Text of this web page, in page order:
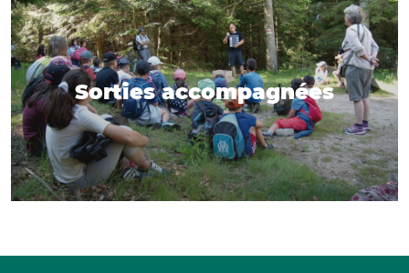
Sorties accompagnées